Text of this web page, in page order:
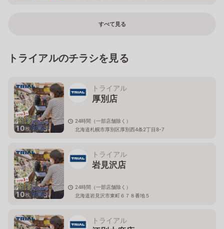
すべて見る
トライアルのチラシを見る
10枚
トライアル
厚別店
24時間（一部店舗除く）
北海道札幌市厚別区厚別西4条2丁目8-7
10枚
トライアル
岩見沢店
24時間（一部店舗除く）
北海道岩見沢市東町６７８番地５
トライアル